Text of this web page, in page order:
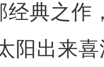
经典之作
阳出来